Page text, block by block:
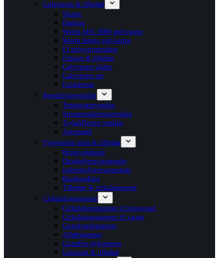
Gulvvarme & tilbehør
Shunte
Danfoss
Wavin AHC 9000 gulvvarme
Wavin Sentio gulvvarme
El gulvvarmemåtter
Fittings & tilbehør
Gulvvarme plader
Gulvvarme rør
Fordelerrør
Reguleringsventiler
Temperaturventiler
Strengreguleringsventiler
Trykdifferens ventiler
Automatik
Fjernvarme units & tilbehør
Brugsvandsunit
Direktefjernvarmeunits
Indirektefjernvarmeunits
Bundmoduler
Tilbehør & cirkulationssæt
Cirkulationspumper
Cirkulationspumper til brugsvand
Cirkulationspumper til varme
Grundvandspumper
Afløbspumper
Grundfos dykpumper
Unionsæt & tilbehør